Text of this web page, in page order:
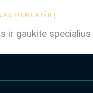
ir gaukite specialius